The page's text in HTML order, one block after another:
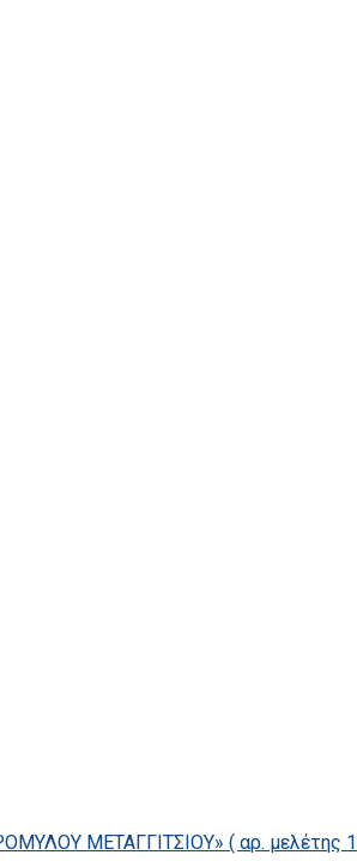
ΜΕΤΑΓΓΙΤΣΙΟΥ» ( αρ. μελέτης